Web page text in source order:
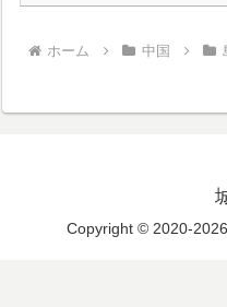
ホーム 中国
Copyright © 2020-